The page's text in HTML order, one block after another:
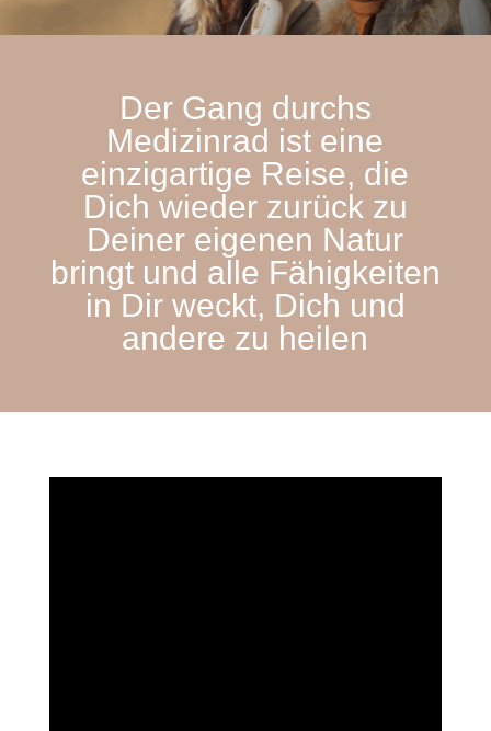
Der Gang durchs
Medizinrad ist eine
einzigartige Reise, die
Dich wieder zurück zu
Deiner eigenen Natur
bringt und alle Fähigkeiten
in Dir weckt, Dich und
andere zu heilen